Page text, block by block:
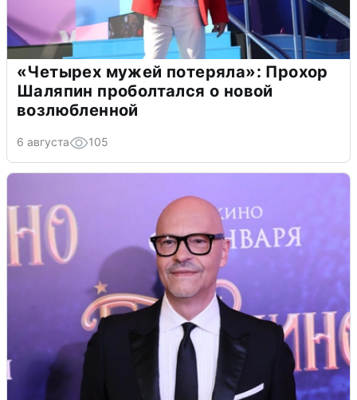
«Четырех мужей потеряла»: Прохор
Шаляпин проболтался о новой
возлюбленной
6 августа 105